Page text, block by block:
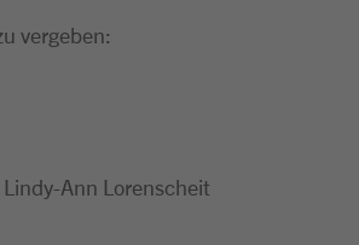
vergeben:
Ann Lorenscheit